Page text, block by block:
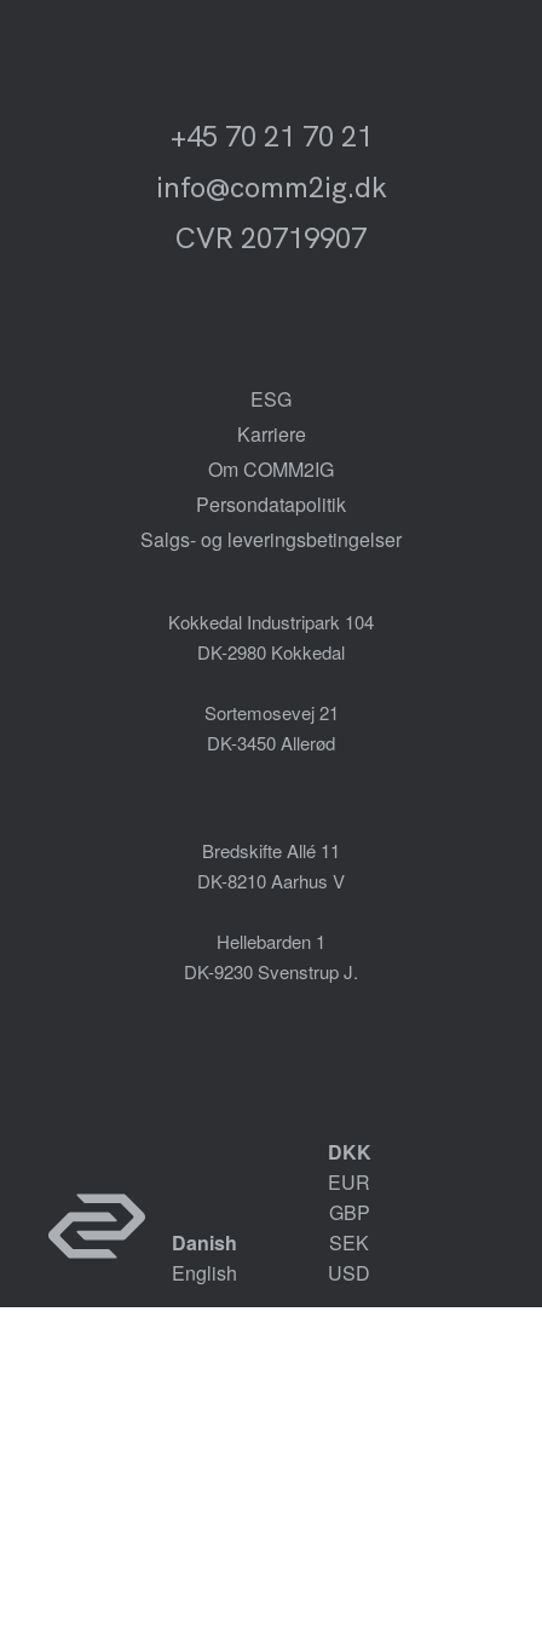
+45 70 21 70 21
info@comm2ig.dk
CVR 20719907
ESG
Karriere
Om COMM2IG
Persondatapolitik
Salgs- og leveringsbetingelser
Kokkedal Industripark 104
DK-2980 Kokkedal
Sortemosevej 21
DK-3450 Allerød
Bredskifte Allé 11
DK-8210 Aarhus V
Hellebarden 1
DK-9230 Svenstrup J.
Danish
English
DKK
EUR
GBP
SEK
USD